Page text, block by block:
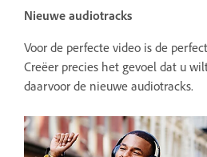
Nieuwe audiotracks
Voor de perfecte video is de
Creëer precies het gevoel dat u
daarvoor de nieuwe audiotracks.